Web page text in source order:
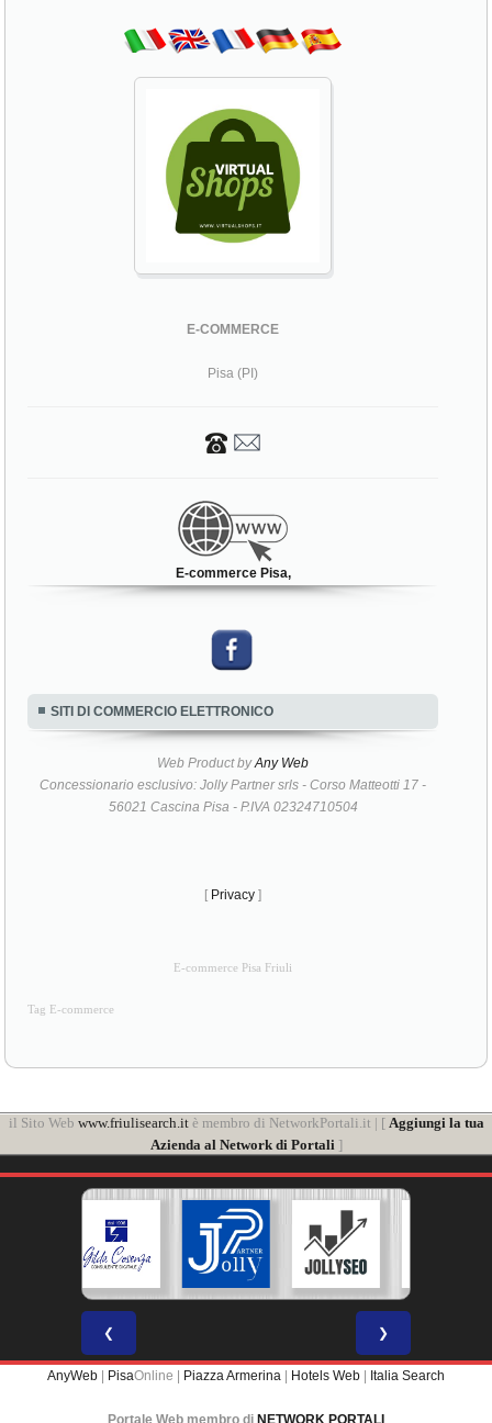
E-COMMERCE
Pisa (PI)
E-commerce Pisa,
SITI DI COMMERCIO ELETTRONICO
Web Product byAny Web
Concessionario esclusivo: Jolly Partner srls - Corso Matteotti 17 -
56021 Cascina Pisa - P.IVA 02324710504
[ Privacy ]
E-commerce Pisa Friuli
Tag E-commerce
il Sito Web www.friulisearch.itè membro di NetworkPortali.it | [ Aggiungi la tua
Azienda al Network di Portali]
❮ ❯
AnyWeb PisaOnline | Piazza Armerina Hotels Web Italia Search